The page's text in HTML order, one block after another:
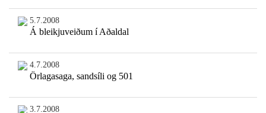
5.7.2008
Á bleikjuveiðum í Aðaldal
4.7.2008
Örlagasaga, sandsíli og 501
3.7.2008